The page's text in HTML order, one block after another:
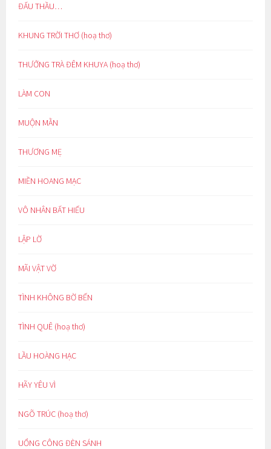
ĐẤU THẦU…
KHUNG TRỜI THƠ (hoạ thơ)
THƯỞNG TRÀ ĐÊM KHUYA (hoạ thơ)
LÀM CON
MUỘN MẰN
THƯƠNG MẸ
MIỀN HOANG MẠC
VÔ NHÂN BẤT HIẾU
LẬP LỜ
MÃI VẬT VỜ
TÌNH KHÔNG BỜ BẾN
TÌNH QUÊ (hoạ thơ)
LẦU HOÀNG HẠC
HÃY YÊU VÌ
NGÕ TRÚC (hoạ thơ)
UỔNG CÔNG ĐÈN SÁNH